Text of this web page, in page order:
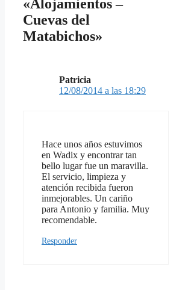
«Alojamientos –
Cuevas del
Matabichos»
Patricia
12/08/2014 a las 18:29
Hace unos años estuvimos
en Wadix y encontrar tan
bello lugar fue un maravilla.
El servicio, limpieza y
atención recibida fueron
inmejorables. Un cariño
para Antonio y familia. Muy
recomendable.
Responder